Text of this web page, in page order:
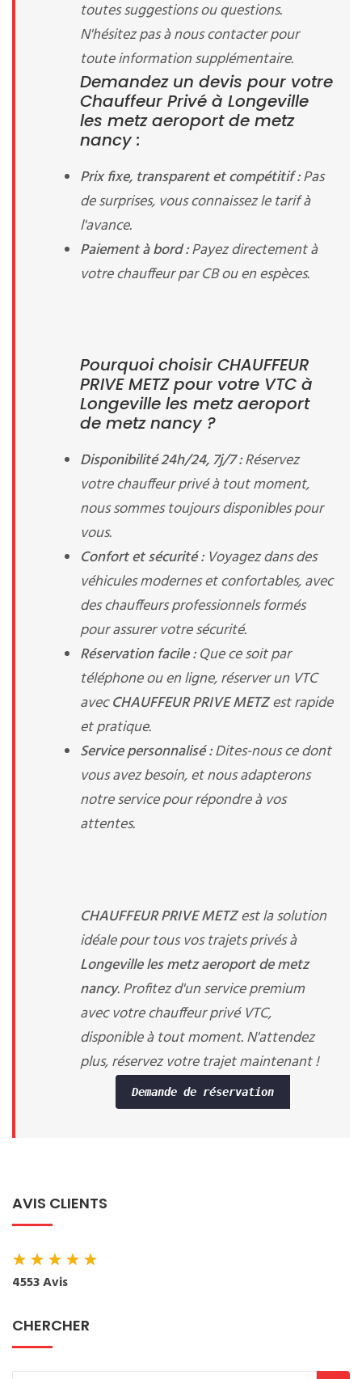
toutes suggestions ou questions.
N'hésitez pas à nous contacter pour
toute information supplémentaire.
Demandez un devis pour votre
Chauffeur Privé à Longeville
les metz aeroport de metz
nancy :
Prix fixe, transparent et compétitif :Pas
de surprises, vous connaissez le tarif à
l'avance.
Paiement à bord :Payez directement à
votre chauffeur par CB ou en espèces.
Pourquoi choisir CHAUFFEUR
PRIVE METZ pour votre VTC à
Longeville les metz aeroport
de metz nancy ?
Disponibilité 24h/24, 7j/7 :Réservez
votre chauffeur privé à tout moment,
nous sommes toujours disponibles pour
vous.
Confort et sécurité :Voyagez dans des
véhicules modernes et confortables, avec
des chauffeurs professionnels formés
pour assurer votre sécurité.
Réservation facile :Que ce soit par
téléphone ou en ligne, réserver un VTC
avecCHAUFFEUR PRIVE METZest rapide
et pratique.
Service personnalisé :Dites-nous ce dont
vous avez besoin, et nous adapterons
notre service pour répondre à vos
attentes.
CHAUFFEUR PRIVE METZest la solution
idéale pour tous vos trajets privés à
Longeville les metz aeroport de metz
nancy. Profitez d'un service premium
avec votre chauffeur privé VTC,
disponible à tout moment. N'attendez
plus, réservez votre trajet maintenant !
Demande de réservation
AVIS CLIENTS
★★★★★
4553 Avis
CHERCHER